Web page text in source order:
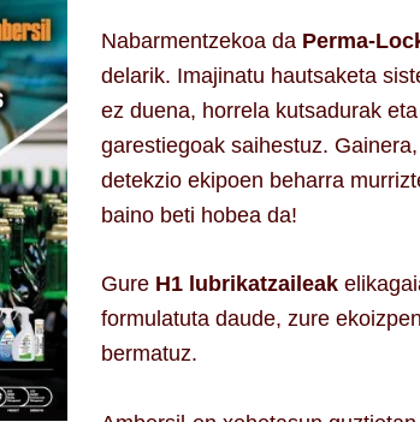
Nabarmentzekoa da Perma-
delarik. Imajinatu hautsaketa
ez duena, horrela kutsadurak
garestiegoak saihestuz.
detekzio ekipoen beharra
baino beti hobea da!
Gure H1 lubrikatzaileak
formulatuta daude, zure
bermatuz.